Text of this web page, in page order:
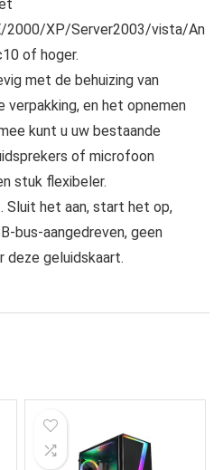
2000/XP/Server2003/vista/An
of hoger.
met de behuizing van
verpakking, en het opnemen
kunt u uw bestaande
of microfoon
stuk flexibeler.
Sluit het aan, start het op,
bus-aangedreven, geen
deze geluidskaart.